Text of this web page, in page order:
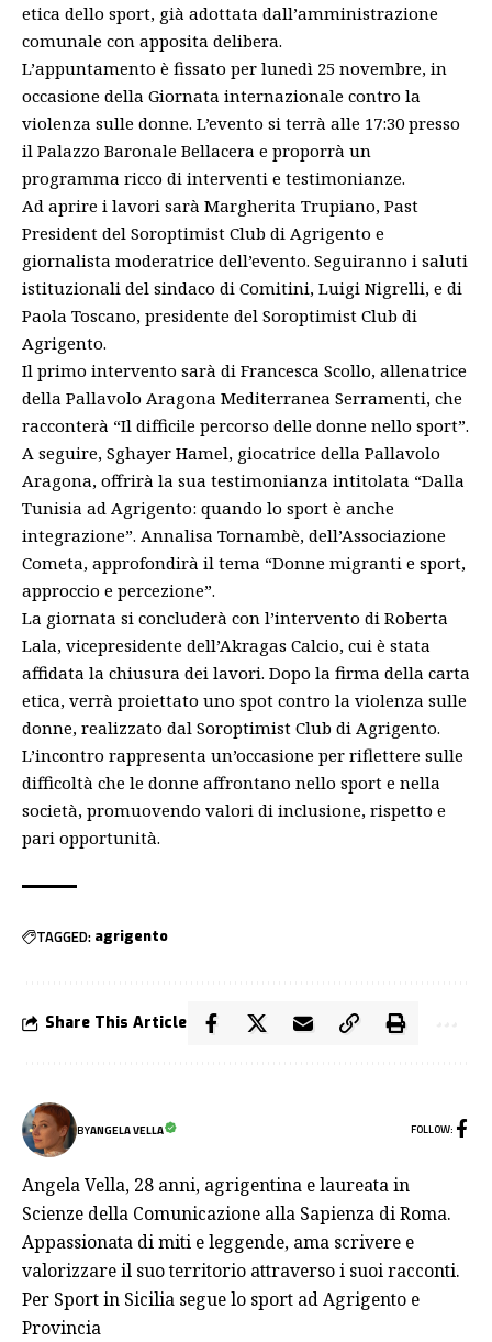
etica dello sport, già adottata dall’amministrazione
comunale con apposita delibera.
L’appuntamento è fissato per lunedì 25 novembre, in
occasione della Giornata internazionale contro la
violenza sulle donne. L’evento si terrà alle 17:30 presso
il Palazzo Baronale Bellacera e proporrà un
programma ricco di interventi e testimonianze.
Ad aprire i lavori sarà Margherita Trupiano, Past
President del Soroptimist Club di Agrigento e
giornalista moderatrice dell’evento. Seguiranno i saluti
istituzionali del sindaco di Comitini, Luigi Nigrelli, e di
Paola Toscano, presidente del Soroptimist Club di
Agrigento.
Il primo intervento sarà di Francesca Scollo, allenatrice
della Pallavolo Aragona Mediterranea Serramenti, che
racconterà “Il difficile percorso delle donne nello sport”.
A seguire, Sghayer Hamel, giocatrice della Pallavolo
Aragona, offrirà la sua testimonianza intitolata “Dalla
Tunisia ad Agrigento: quando lo sport è anche
integrazione”. Annalisa Tornambè, dell’Associazione
Cometa, approfondirà il tema “Donne migranti e sport,
approccio e percezione”.
La giornata si concluderà con l’intervento di Roberta
Lala, vicepresidente dell’Akragas Calcio, cui è stata
affidata la chiusura dei lavori. Dopo la firma della carta
etica, verrà proiettato uno spot contro la violenza sulle
donne, realizzato dal Soroptimist Club di Agrigento.
L’incontro rappresenta un’occasione per riflettere sulle
difficoltà che le donne affrontano nello sport e nella
società, promuovendo valori di inclusione, rispetto e
pari opportunità.
TAGGED: agrigento
Share This Article
BYANGELA VELLA FOLLOW:
Angela Vella, 28 anni, agrigentina e laureata in
Scienze della Comunicazione alla Sapienza di Roma.
Appassionata di miti e leggende, ama scrivere e
valorizzare il suo territorio attraverso i suoi racconti.
Per Sport in Sicilia segue lo sport ad Agrigento e
Provincia